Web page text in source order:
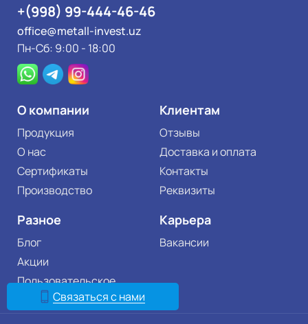
О компании
Продукция
О нас
Сертификаты
Производство
Клиентам
Отзывы
Доставка и оплата
Контакты
Реквизиты
Разное
Блог
Акции
Пользовательское
соглашение
Карьера
Вакансии
+(998) 99-444-46-46
office@metall-invest.uz
Пн-Сб: 9:00 - 18:00
Связаться с нами